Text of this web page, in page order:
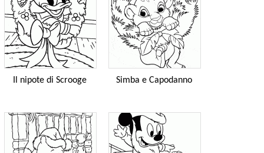
Il nipote di Scrooge Simba e Capodanno